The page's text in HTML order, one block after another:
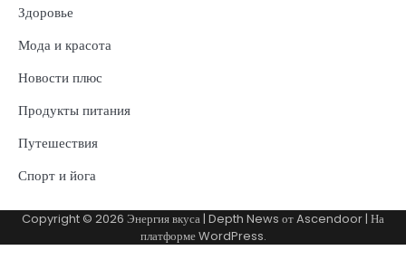
Здоровье
Мода и красота
Новости плюс
Продукты питания
Путешествия
Спорт и йога
Copyright © 2026 Энергия вкуса | Depth News отAscendoor | На
платформеWordPress.